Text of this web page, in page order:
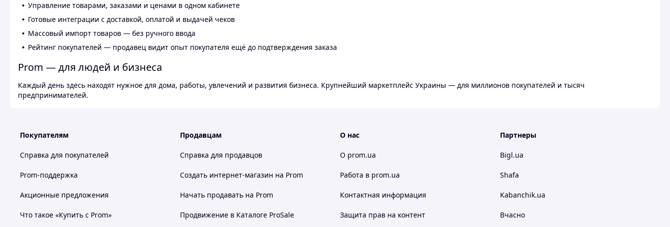
Управление товарами, заказами и ценами в одном кабинете
Готовые интеграции с доставкой, оплатой и выдачей чеков
Массовый импорт товаров — без ручного ввода
Рейтинг покупателей — продавец видит опыт покупателя ещё до подтверждения заказа
Prom — для людей и бизнеса
Каждый день здесь находят нужное для дома, работы, увлечений и развития бизнеса. Крупнейший маркетплейс Украины — для миллионов покупателей и тысяч
предпринимателей.
Покупателям
Справка для покупателей
Prom-поддержка
Акционные предложения
Что такое «Купить с Prom»
Продавцам
Справка для продавцов
Создать интернет-магазин на Prom
Начать продавать на Prom
Продвижение в Каталоге ProSale
О нас
О prom.ua
Работа в prom.ua
Контактная информация
Защита прав на контент
Партнеры
Bigl.ua
Shafa
Kabanchik.ua
Вчасно